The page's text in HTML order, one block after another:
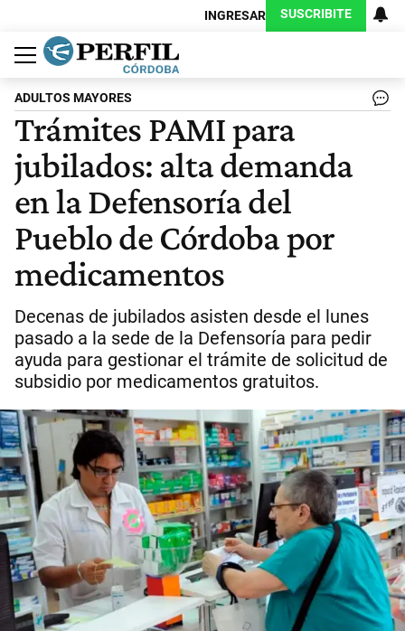
INGRESAR SUSCRIBITE
Política
Economía
Judiciales
Sociedad
Cultura
Espectáculos
Deportes
Protagonistas
ADULTOS MAYORES
Trámites PAMI para
jubilados: alta demanda
en la Defensoría del
Pueblo de Córdoba por
medicamentos
Decenas de jubilados asisten desde el lunes
pasado a la sede de la Defensoría para pedir
ayuda para gestionar el trámite de solicitud de
subsidio por medicamentos gratuitos.